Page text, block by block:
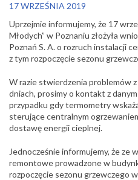
17 WRZEŚNIA 2019
Uprzejmie informujemy, że 17
Młodych” w Poznaniu złożyła
Poznań S. A. o rozruch instalacji
z tym rozpoczęcie sezonu
W razie stwierdzenia problemów
dniach, prosimy o kontakt z
przypadku gdy termometry
sterujące centralnym
dostawę energii cieplnej.
Jednocześnie informujemy, że ze
remontowe prowadzone w
rozpoczęcie sezonu grzewczego